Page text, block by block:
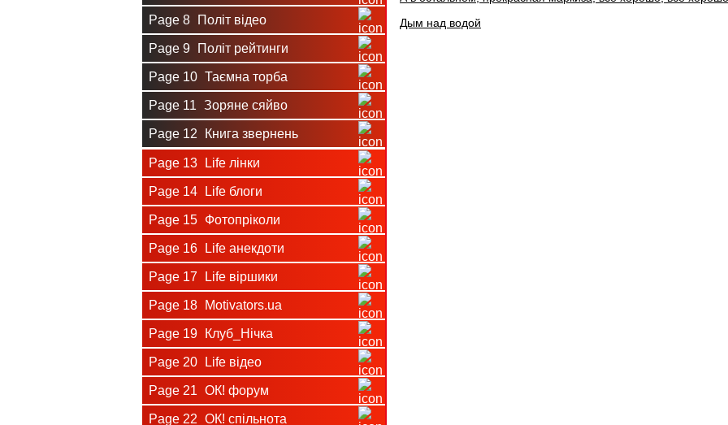
Page 8 Політ відео
Page 9 Політ рейтинги
Page 10 Таємна торба
Page 11 Зоряне сяйво
Page 12 Книга звернень
Page 13 Life лінки
Page 14 Life блоги
Page 15 Фотопріколи
Page 16 Life анекдоти
Page 17 Life віршики
Page 18 Motivators.ua
Page 19 Клуб_Нічка
Page 20 Life відео
Page 21 ОК! форум
Page 22 ОК! спільнота
Дым над водой